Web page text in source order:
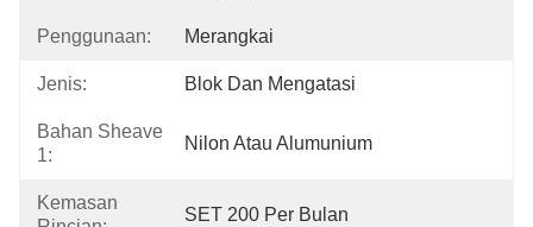
Penggunaan: Merangkai
Jenis: Blok Dan Mengatasi
Bahan Sheave
1:
Nilon Atau Alumunium
Kemasan
SET 200 Per Bulan